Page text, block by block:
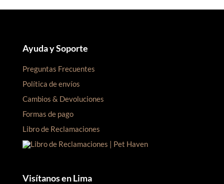
Ayuda y Soporte
Preguntas Frecuentes
Política de envíos
Cambios & Devoluciones
Formas de pago
Libro de Reclamaciones
Visítanos en Lima